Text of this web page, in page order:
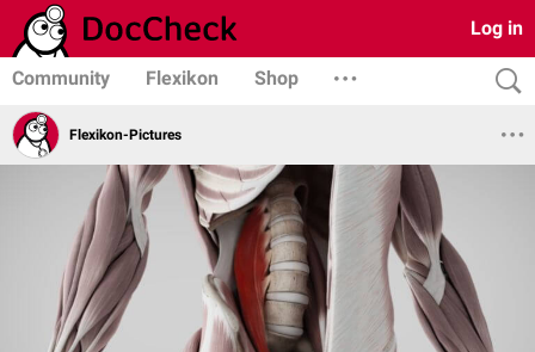
Log in
Community Flexikon Shop
Flexikon-Pictures